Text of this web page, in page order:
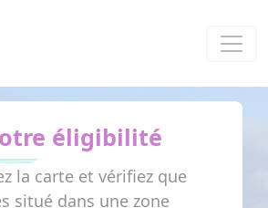
éligibilité
la carte et vérifiez que
situé dans une zone